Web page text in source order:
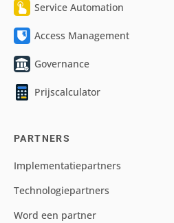
Service Automation
Access Management
Governance
Prijscalculator
PARTNERS
Implementatiepartners
Technologiepartners
Word een partner